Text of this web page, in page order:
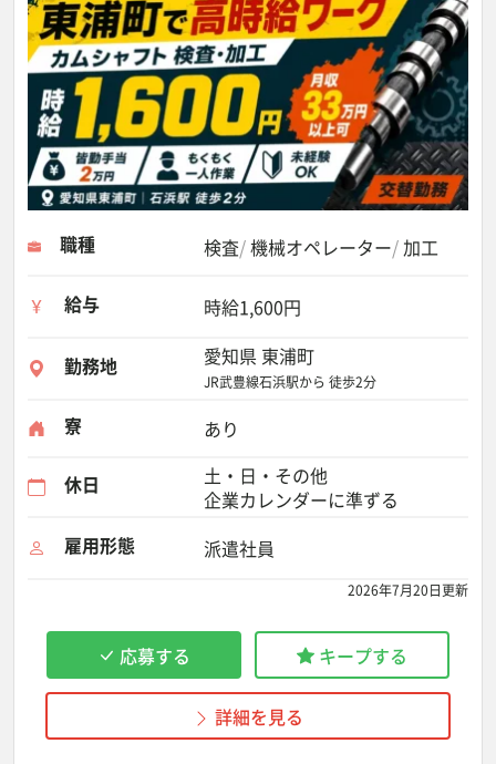
職種 検査 機械オペレーター 加工
給与 時給1,600円
勤務地 愛知県 東浦町
JR武豊線石浜駅から 徒歩2分
寮 あり
休日
土・日・その他
企業カレンダーに準ずる
雇用形態
派遣社員
2026年7月20日更新
応募する キープする
詳細を見る